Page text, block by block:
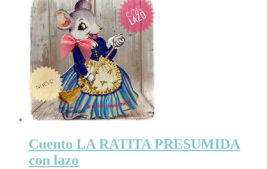
Cuento LA RATITA PRESUMIDA
con lazo